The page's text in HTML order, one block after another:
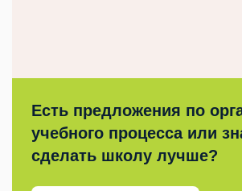
Есть предложения по
учебного процесса или
сделать школу лучше?